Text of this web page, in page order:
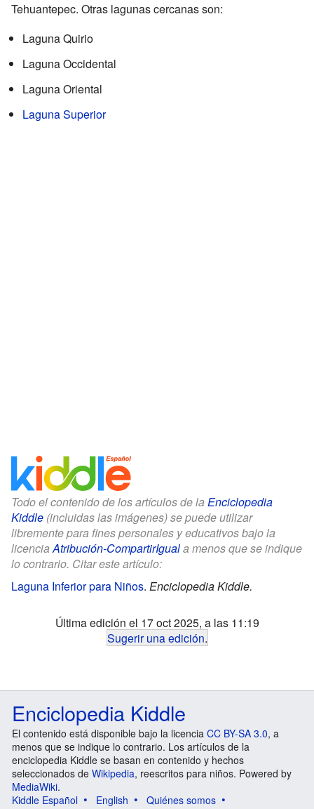
Tehuantepec. Otras lagunas cercanas son:
Laguna Quirio
Laguna Occidental
Laguna Oriental
Laguna Superior
Todo el contenido de los artículos de la Enciclopedia
Kiddle (incluidas las imágenes) se puede utilizar
libremente para fines personales y educativos bajo la
licenciaAtribución-CompartirIguala menos que se indique
lo contrario. Citar este artículo:
Laguna Inferior para Niños. Enciclopedia Kiddle.
Última edición el 17 oct 2025, a las 11:19
Sugerir una edición.
Enciclopedia Kiddle
El contenido está disponible bajo la licencia CC BY-SA 3.0, a
menos que se indique lo contrario. Los artículos de la
enciclopedia Kiddle se basan en contenido y hechos
seleccionados de Wikipedia, reescritos para niños. Powered by
MediaWiki.
Kiddle Español
English
Quiénes somos